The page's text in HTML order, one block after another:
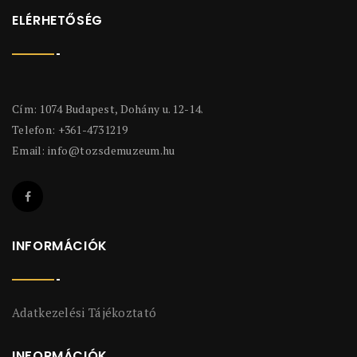
ELÉRHETŐSÉG
Cím: 1074 Budapest, Dohány u. 12-14.
Telefon: +361-4731219
Email: info@tozsdemuzeum.hu
INFORMÁCIÓK
Adatkezelési Tájékoztató